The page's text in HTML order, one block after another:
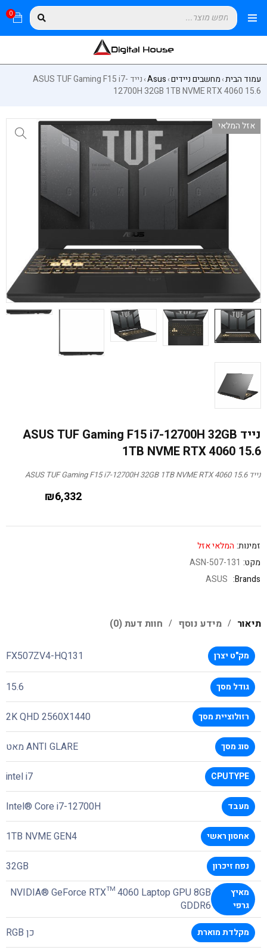
0
עמוד הבית›מחשבים ניידים›
Asus
›
נייד ASUS TUF Gaming F15 i7-
12700H 32GB 1TB NVME RTX 4060 15.6
אזל המלאי
נייד ASUS TUF Gaming F15 i7-12700H 32GB
1TB NVME RTX 4060 15.6
נייד ASUS TUF Gaming F15 i7-12700H 32GB 1TB NVME RTX 4060 15.6
₪6,332
זמינות: המלאי אזל
מקט: ASN-507-131
Brands:
ASUS
תיאור מידע נוסף חוות דעת (0)
מק"ט יצרן FX507ZV4-HQ131
גודל מסך 15.6
רזולוציית מסך 2K QHD 2560X1440
סוג מסך ANTI GLARE מאט
CPUTYPE
intel i7
מעבד Intel® Core i7-12700H
אחסון ראשי 1TB NVME GEN4
נפח זיכרון 32GB
מאיץ
גרפי
NVIDIA® GeForce RTX™ 4060 Laptop GPU 8GB
GDDR6
מקלדת מוארת כן RGB